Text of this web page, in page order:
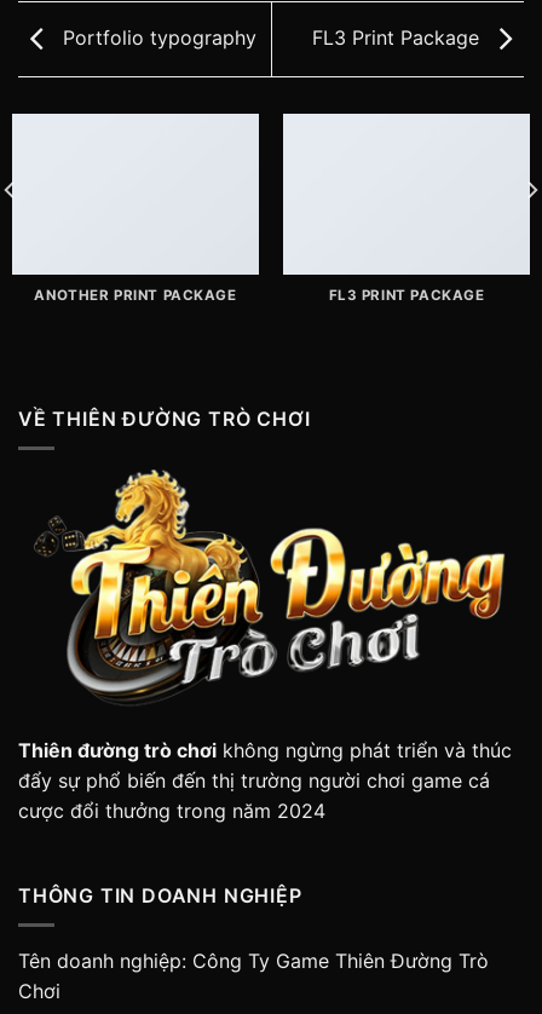
Portfolio typography FL3 Print Package
ANOTHER PRINT PACKAGE FL3 PRINT PACKAGE
VỀ THIÊN ĐƯỜNG TRÒ CHƠI
Thiên đường trò chơi không ngừng phát triển và thúc
đẩy sự phổ biến đến thị trường người chơi game cá
cược đổi thưởng trong năm 2024
THÔNG TIN DOANH NGHIỆP
Tên doanh nghiệp: Công Ty Game Thiên Đường Trò
Chơi